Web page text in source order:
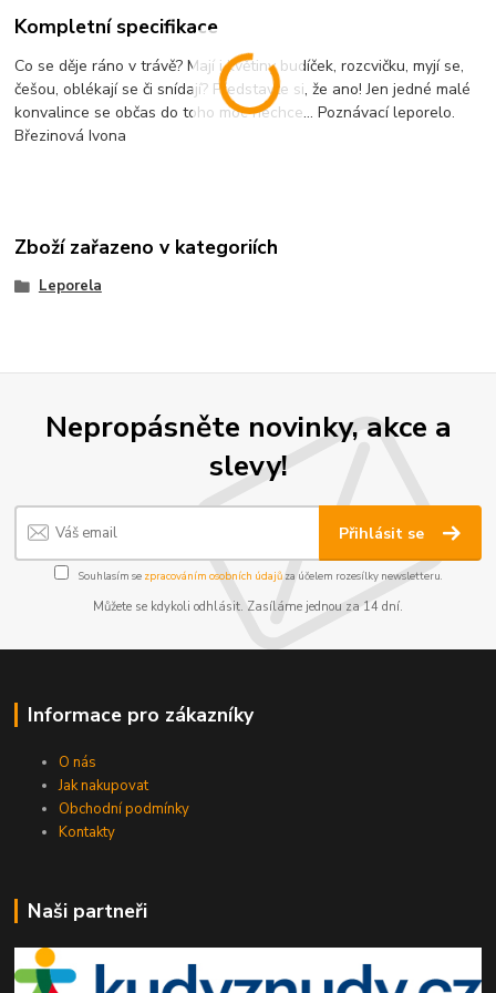
Kompletní specifikace
Co se děje ráno v trávě? Mají i květiny budíček, rozcvičku, myjí se,
češou, oblékají se či snídají? Představte si, že ano! Jen jedné malé
konvalince se občas do toho moc nechce… Poznávací leporelo.
Březinová Ivona
Zboží zařazeno v kategoriích
Leporela
Nepropásněte novinky, akce a
slevy!
Přihlásit se
Souhlasím se zpracováním osobních údajůza účelem rozesílky newsletteru.
Můžete se kdykoli odhlásit. Zasíláme jednou za 14 dní.
Informace pro zákazníky
O nás
Jak nakupovat
Obchodní podmínky
Kontakty
Naši partneři